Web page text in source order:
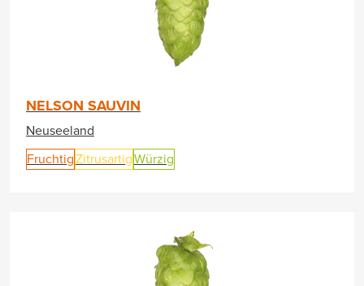
NELSON SAUVIN
Neuseeland
FruchtigZitrusartigWürzig